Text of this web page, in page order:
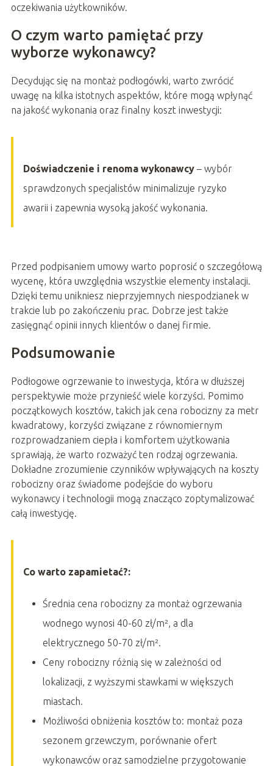
oczekiwania użytkowników.
O czym warto pamiętać przy
wyborze wykonawcy?
Decydując się na montaż podłogówki, warto zwrócić
uwagę na kilka istotnych aspektów, które mogą wpłynąć
na jakość wykonania oraz finalny koszt inwestycji:
Doświadczenie i renoma wykonawcy– wybór
sprawdzonych specjalistów minimalizuje ryzyko
awarii i zapewnia wysoką jakość wykonania.
Przed podpisaniem umowy warto poprosić o szczegółową
wycenę, która uwzględnia wszystkie elementy instalacji.
Dzięki temu unikniesz nieprzyjemnych niespodzianek w
trakcie lub po zakończeniu prac. Dobrze jest także
zasięgnąć opinii innych klientów o danej firmie.
Podsumowanie
Podłogowe ogrzewanie to inwestycja, która w dłuższej
perspektywie może przynieść wiele korzyści. Pomimo
początkowych kosztów, takich jak cena robocizny za metr
kwadratowy, korzyści związane z równomiernym
rozprowadzaniem ciepła i komfortem użytkowania
sprawiają, że warto rozważyć ten rodzaj ogrzewania.
Dokładne zrozumienie czynników wpływających na koszty
robocizny oraz świadome podejście do wyboru
wykonawcy i technologii mogą znacząco zoptymalizować
całą inwestycję.
Co warto zapamietać?:
Średnia cena robocizny za montaż ogrzewania
wodnego wynosi 40-60 zł/m², a dla
elektrycznego 50-70 zł/m².
Ceny robocizny różnią się w zależności od
lokalizacji, z wyższymi stawkami w większych
miastach.
Możliwości obniżenia kosztów to: montaż poza
sezonem grzewczym, porównanie ofert
wykonawców oraz samodzielne przygotowanie